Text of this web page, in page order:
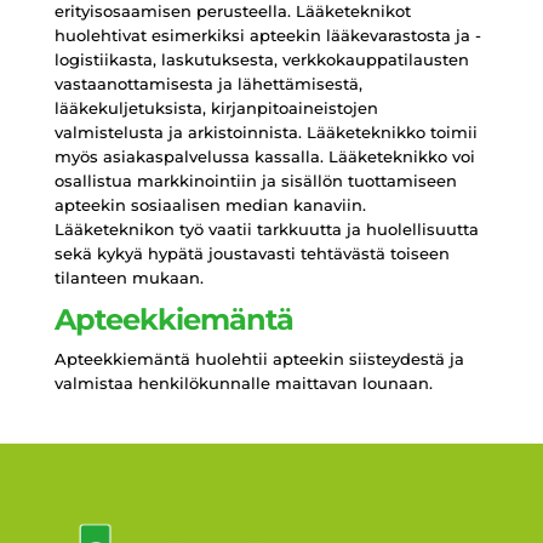
erityisosaamisen perusteella. Lääketeknikot
huolehtivat esimerkiksi apteekin lääkevarastosta ja -
logistiikasta, laskutuksesta, verkkokauppatilausten
vastaanottamisesta ja lähettämisestä,
lääkekuljetuksista, kirjanpitoaineistojen
valmistelusta ja arkistoinnista. Lääketeknikko toimii
myös asiakaspalvelussa kassalla. Lääketeknikko voi
osallistua markkinointiin ja sisällön tuottamiseen
apteekin sosiaalisen median kanaviin.
Lääketeknikon työ vaatii tarkkuutta ja huolellisuutta
sekä kykyä hypätä joustavasti tehtävästä toiseen
tilanteen mukaan.
Apteekkiemäntä
Apteekkiemäntä huolehtii apteekin siisteydestä ja
valmistaa henkilökunnalle maittavan lounaan.